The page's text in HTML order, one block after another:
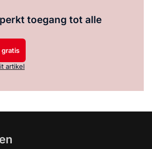
toegang tot alle
gratis
artikel